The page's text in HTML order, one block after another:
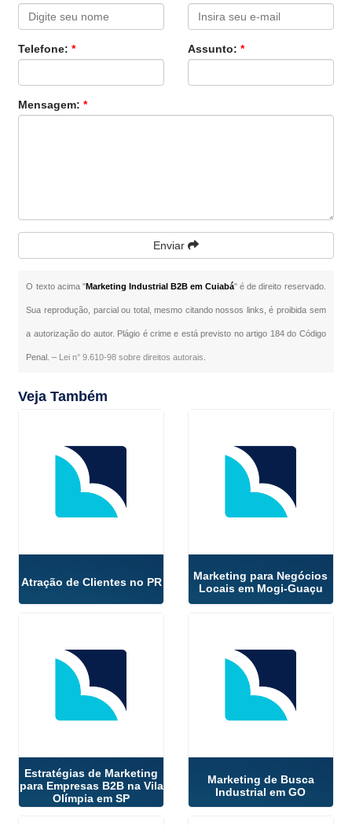
Telefone:* Assunto: *
Mensagem:*
Enviar
O texto acima "Marketing Industrial B2B em Cuiabá" é de direito reservado.
Sua reprodução, parcial ou total, mesmo citando nossos links, é proibida sem
a autorização do autor. Plágio é crime e está previsto no artigo 184 do Código
Penal. – Lei n° 9.610-98 sobre direitos autorais
Veja Também
Atração de Clientes no PR
Marketing para Negócios
Locais em Mogi-Guaçu
Estratégias de Marketing
para Empresas B2B na Vila
Olímpia em SP
Marketing de Busca
Industrial em GO